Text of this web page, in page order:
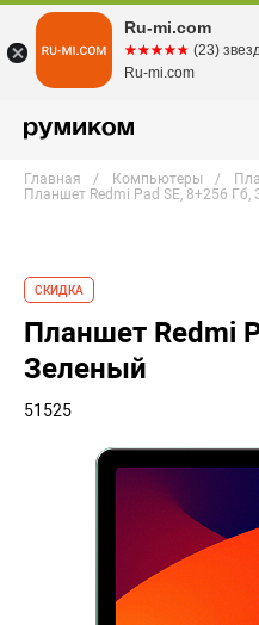
Главная Компьютеры
Планшет Redmi Pad SE, 8+256 Гб,
СКИДКА
Планшет Redmi
Зеленый
51525
Ru-mi.com
☆☆☆☆☆
★★★★★ (23)
Ru-mi.com